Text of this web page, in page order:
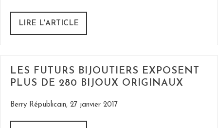
LIRE L'ARTICLE
LES FUTURS BIJOUTIERS EXPOSENT
PLUS DE 280 BIJOUX ORIGINAUX
Berry Républicain, 27 janvier 2017